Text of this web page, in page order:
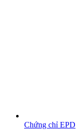
Chứng chỉ EPD